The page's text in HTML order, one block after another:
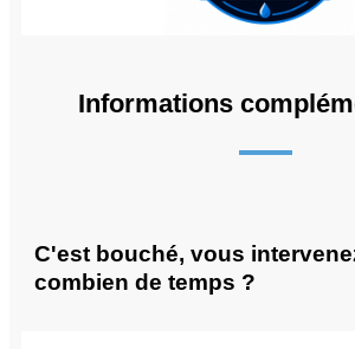
Informations
C'est bouché, vous
combien de temps ?